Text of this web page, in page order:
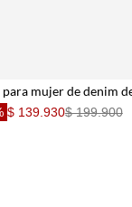
$ 139.930$ 199.900